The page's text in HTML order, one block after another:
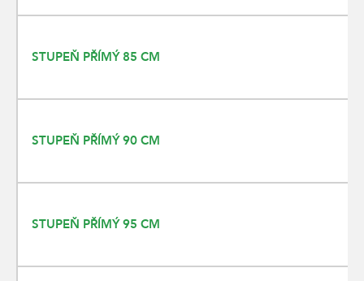
STUPEŇ PŘÍMÝ 85 CM
STUPEŇ PŘÍMÝ 90 CM
STUPEŇ PŘÍMÝ 95 CM